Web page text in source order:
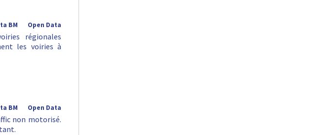
Open Data
BM
régionales
les voiries à
Open Data
BM
non motorisé.